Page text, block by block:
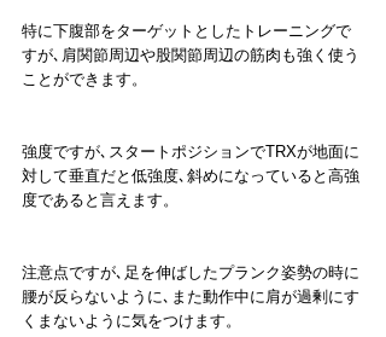
特に下腹部をターゲットとしたトレーニングで
すが､肩関節周辺や股関節周辺の筋肉も強く使う
ことができます。
強度ですが､スタートポジションでTRXが地面に
対して垂直だと低強度､斜めになっていると高強
度であると言えます。
注意点ですが､足を伸ばしたプランク姿勢の時に
腰が反らないように､また動作中に肩が過剰にす
くまないように気をつけます。